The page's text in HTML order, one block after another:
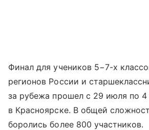
Финал для учеников 5−7-х
регионов России и
за рубежа прошел с 29 июля по 4
в Красноярске. В общей
боролись более 800 участников.